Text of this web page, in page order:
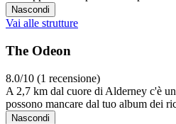
Nascondi
Vai alle strutture
The Odeon
8.0/10 (1 recensione)
A 2,7 km dal cuore di Alderney c'è
possono mancare dal tuo album dei
Nascondi